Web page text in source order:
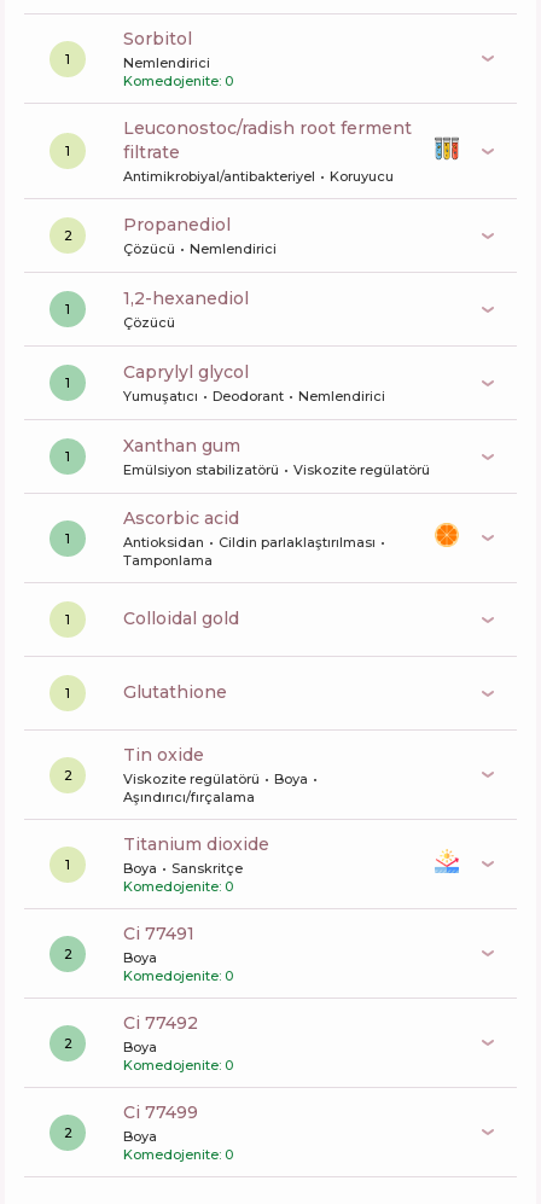
1
sorbitol
Nemlendirici
Komedojenite: 0
1
leuconostoc/radish root ferment
filtrate
Antimikrobiyal/antibakteriyel Koruyucu
2 propanediol
Çözücü Nemlendirici
1 1,2-hexanediol
Çözücü
1 caprylyl glycol
Yumuşatıcı Deodorant Nemlendirici
1 xanthan gum
Emülsiyon stabilizatörü Viskozite regülatörü
1
ascorbic acid
Antioksidan
Cildin parlaklaştırılması
Tamponlama
1 colloidal gold
1 glutathione
2
tin oxide
Viskozite regülatörü
Boya
Aşındırıcı/fırçalama
1
titanium dioxide
Boya
Sanskritçe
Komedojenite: 0
2
ci 77491
Boya
Komedojenite: 0
2
ci 77492
Boya
Komedojenite: 0
2
ci 77499
Boya
Komedojenite: 0